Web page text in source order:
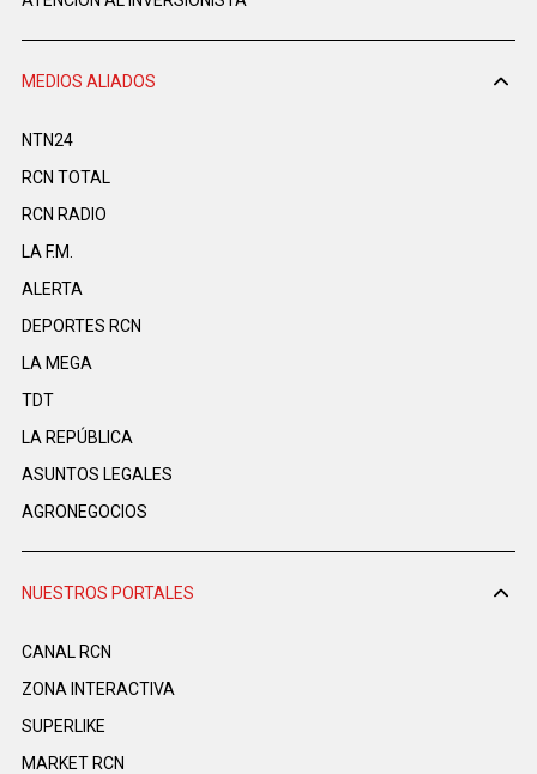
MEDIOS ALIADOS
NTN24
RCN TOTAL
RCN RADIO
LA F.M.
ALERTA
DEPORTES RCN
LA MEGA
TDT
LA REPÚBLICA
ASUNTOS LEGALES
AGRONEGOCIOS
NUESTROS PORTALES
CANAL RCN
ZONA INTERACTIVA
SUPERLIKE
MARKET RCN